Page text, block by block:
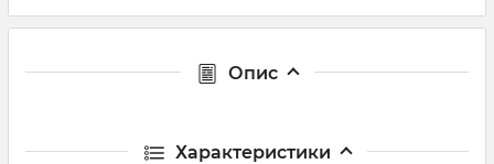
Опис
Характеристики